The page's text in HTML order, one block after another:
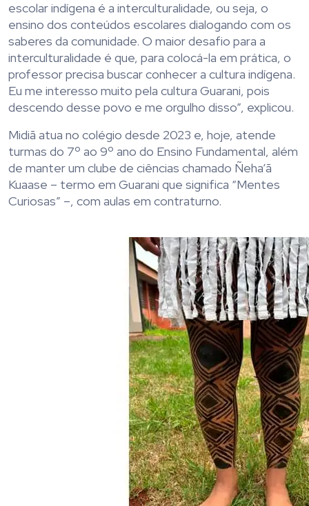
escolar indígena é a interculturalidade, ou seja, o
ensino dos conteúdos escolares dialogando com os
saberes da comunidade. O maior desafio para a
interculturalidade é que, para colocá-la em prática, o
professor precisa buscar conhecer a cultura indígena.
Eu me interesso muito pela cultura Guarani, pois
descendo desse povo e me orgulho disso”, explicou.
Midiã atua no colégio desde 2023 e, hoje, atende
turmas do 7º ao 9º ano do Ensino Fundamental, além
de manter um clube de ciências chamado Ñeha’ã
Kuaase – termo em Guarani que significa “Mentes
Curiosas” –, com aulas em contraturno.